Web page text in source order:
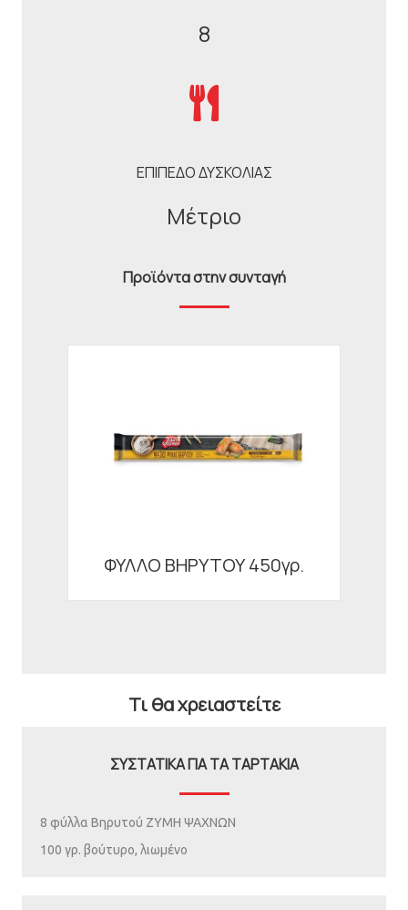
8
ΕΠΙΠΕΔΟ ΔΥΣΚΟΛΙΑΣ
Μέτριο
Προϊόντα στην συνταγή
ΦΥΛΛΟ ΒΗΡΥΤΟΥ 450γρ.
Τι θα χρειαστείτε
ΣΥΣΤΑΤΙΚΑ ΓΙΑ ΤΑ ΤΑΡΤΑΚΙΑ
8 φύλλα Βηρυτού ΖΥΜΗ ΨΑΧΝΩΝ
100 γρ. βούτυρο, λιωμένο